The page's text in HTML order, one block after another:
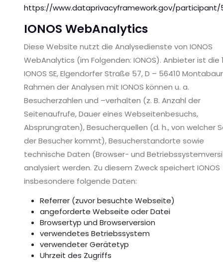
https://www.dataprivacyframework.gov/participant/
IONOS WebAnalytics
Diese Website nutzt die Analysedienste von IONOS
WebAnalytics (im Folgenden: IONOS). Anbieter ist die
IONOS SE, Elgendorfer Straße 57, D – 56410
Rahmen der Analysen mit IONOS können u. a.
Besucherzahlen und –verhalten (z. B. Anzahl der
Seitenaufrufe, Dauer eines Webseitenbesuchs,
Absprungraten), Besucherquellen (d. h., von welcher
der Besucher kommt), Besucherstandorte sowie
technische Daten (Browser- und
analysiert werden. Zu diesem Zweck speichert IONOS
insbesondere folgende Daten:
Referrer (zuvor besuchte Webseite)
angeforderte Webseite oder Datei
Browsertyp und Browserversion
verwendetes Betriebssystem
verwendeter Gerätetyp
Uhrzeit des Zugriffs